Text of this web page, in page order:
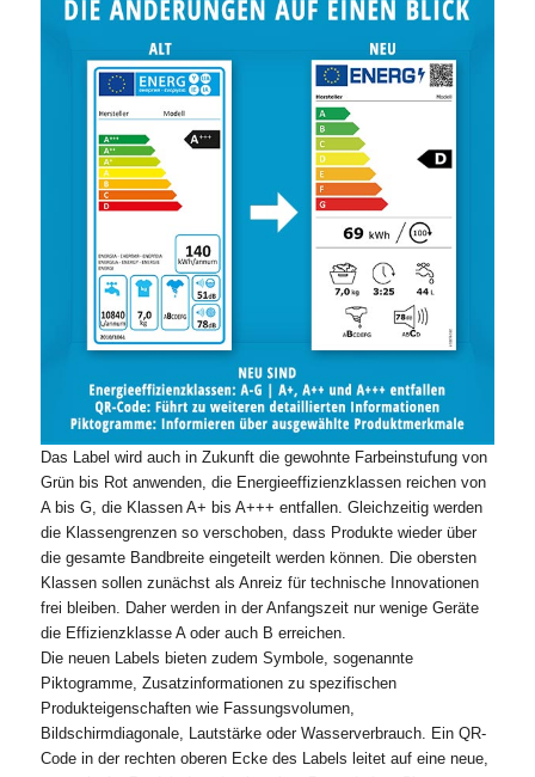
Das Label wird auch in Zukunft die gewohnte Farbeinstufung von
Grün bis Rot anwenden, die Energieeffizienzklassen reichen von
A bis G, die Klassen A+ bis A+++ entfallen. Gleichzeitig werden
die Klassengrenzen so verschoben, dass Produkte wieder über
die gesamte Bandbreite eingeteilt werden können. Die obersten
Klassen sollen zunächst als Anreiz für technische Innovationen
frei bleiben. Daher werden in der Anfangszeit nur wenige Geräte
die Effizienzklasse A oder auch B erreichen.
Die neuen Labels bieten zudem Symbole, sogenannte
Piktogramme, Zusatzinformationen zu spezifischen
Produkteigenschaften wie Fassungsvolumen,
Bildschirmdiagonale, Lautstärke oder Wasserverbrauch. Ein QR-
Code in der rechten oberen Ecke des Labels leitet auf eine neue,